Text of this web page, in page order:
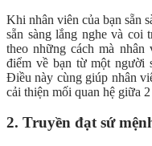
Khi nhân viên của bạn sẵn
sẵn sàng lắng nghe và
theo những cách mà
điểm về bạn từ một người
Điều này cùng giúp nhân
cải thiện mối quan hệ giữa 2
2. Truyền đạt sứ